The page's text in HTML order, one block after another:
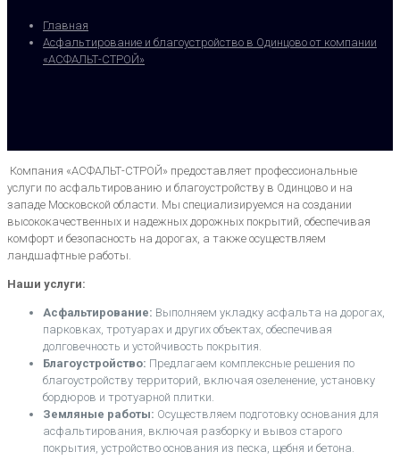
Главная
Асфальтирование и благоустройство в Одинцово от компании
«АСФАЛЬТ-СТРОЙ»
Компания «АСФАЛЬТ-СТРОЙ» предоставляет профессиональные
услуги по асфальтированию и благоустройству в Одинцово и на
западе Московской области. Мы специализируемся на создании
высококачественных и надежных дорожных покрытий, обеспечивая
комфорт и безопасность на дорогах, а также осуществляем
ландшафтные работы.
Наши услуги:
Асфальтирование: Выполняем укладку асфальта на дорогах,
парковках, тротуарах и других объектах, обеспечивая
долговечность и устойчивость покрытия.
Благоустройство: Предлагаем комплексные решения по
благоустройству территорий, включая озеленение, установку
бордюров и тротуарной плитки.
Земляные работы: Осуществляем подготовку основания для
асфальтирования, включая разборку и вывоз старого
покрытия, устройство основания из песка, щебня и бетона.